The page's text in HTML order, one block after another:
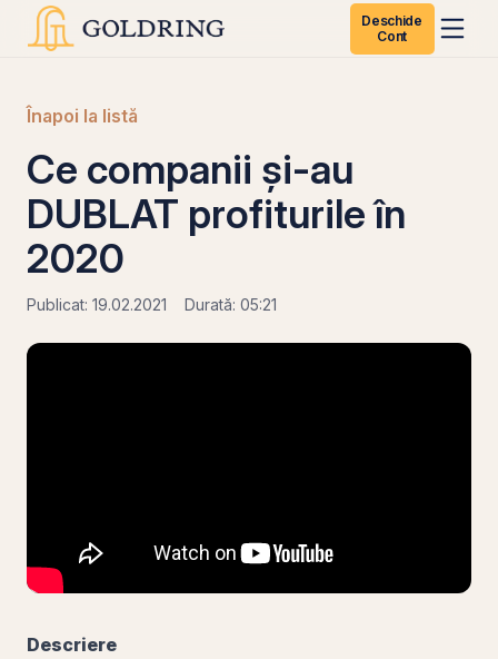
Deschide
Cont
Înapoi la listă
Ce companii și-au
DUBLAT profiturile în
2020
Publicat: 19.02.2021 Durată: 05:21
Descriere